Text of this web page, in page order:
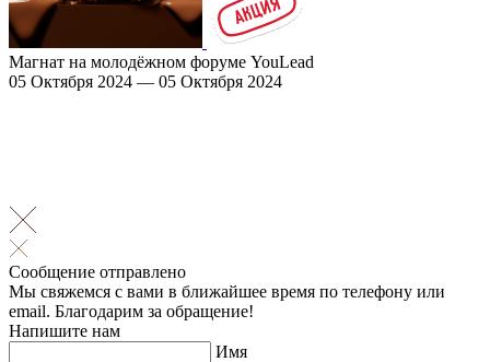
Магнат на молодёжном форуме YouLead
05 Октября 2024 — 05 Октября 2024
Сообщение отправлено
Мы свяжемся с вами в ближайшее время по телефону или
email. Благодарим за обращение!
Напишите нам
Имя